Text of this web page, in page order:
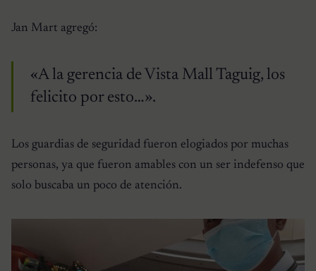
Jan Mart agregó:
«A la gerencia de Vista Mall Taguig, los
felicito por esto…».
Los guardias de seguridad fueron elogiados por muchas
personas, ya que fueron amables con un ser indefenso que
solo buscaba un poco de atención.